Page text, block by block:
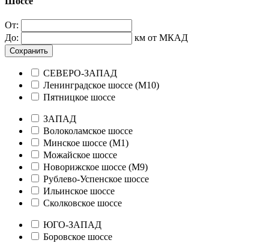
От:
До:
км от МКАД
Сохранить
СЕВЕРО-ЗАПАД
Ленинградское шоссе (М10)
Пятницкое шоссе
ЗАПАД
Волоколамское шоссе
Минское шоссе (М1)
Можайское шоссе
Новорижское шоссе (М9)
Рублево-Успенское шоссе
Ильинское шоссе
Сколковское шоссе
ЮГО-ЗАПАД
Боровское шоссе